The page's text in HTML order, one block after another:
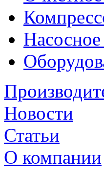
Новости
Статьи
О компании